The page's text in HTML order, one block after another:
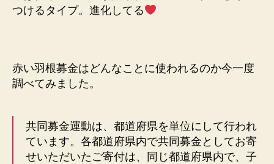
つけるタイプ。進化してる
赤い羽根募金はどんなことに使われるのか今一度
調べてみました。
共同募金運動は、都道府県を単位にして行われ
ています。各都道府県内で共同募金としてお寄
せいただいたご寄付は、同じ都道府県内で、子